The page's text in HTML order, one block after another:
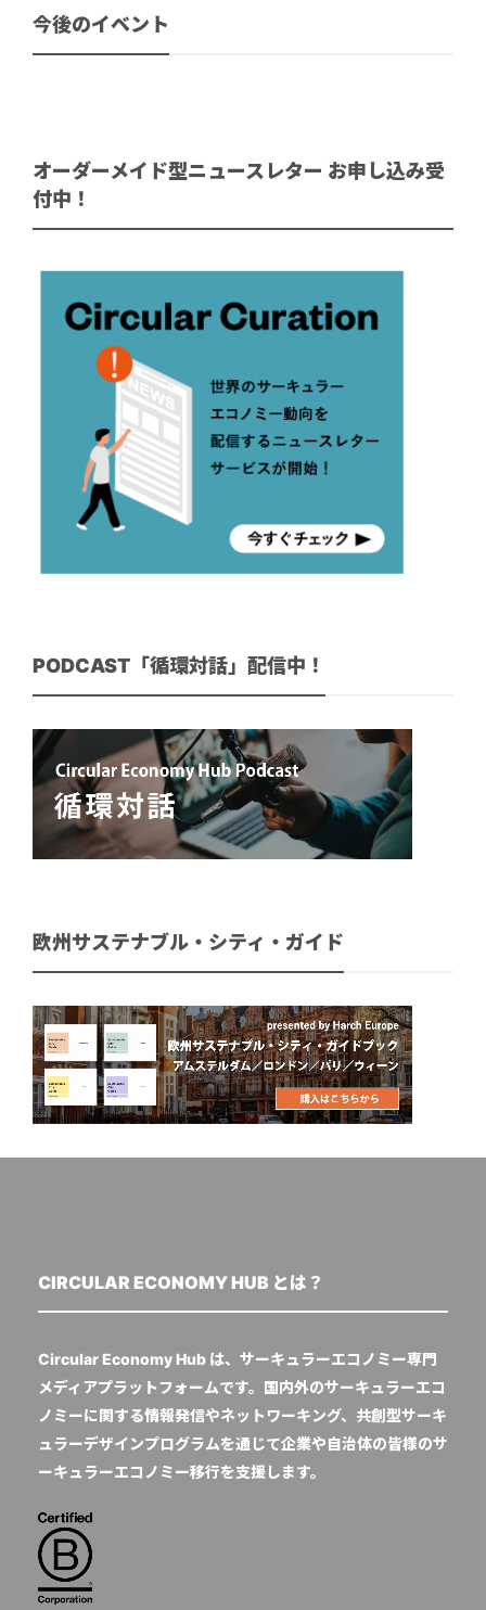
今後のイベント
オーダーメイド型ニュースレター お申し込み受
付中！
PODCAST「循環対話」配信中！
欧州サステナブル・シティ・ガイド
CIRCULAR ECONOMY HUB とは？
Circular Economy Hub は、サーキュラーエコノミー専門
メディアプラットフォームです。国内外のサーキュラーエコ
ノミーに関する情報発信やネットワーキング、共創型サーキ
ュラーデザインプログラムを通じて企業や自治体の皆様のサ
ーキュラーエコノミー移行を支援します。